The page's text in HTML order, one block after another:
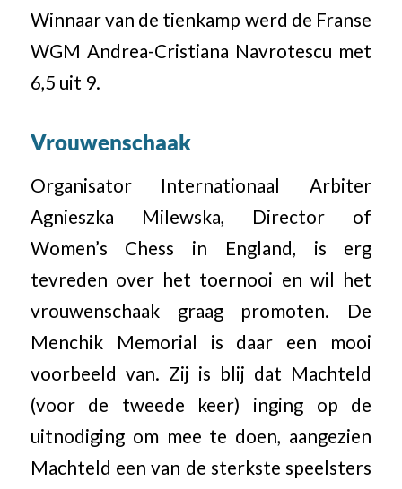
Winnaar van de tienkamp werd de Franse
WGM Andrea-Cristiana Navrotescu met
6,5 uit 9.
Vrouwenschaak
Organisator Internationaal Arbiter
Agnieszka Milewska, Director of
Women’s Chess in England, is erg
tevreden over het toernooi en wil het
vrouwenschaak graag promoten. De
Menchik Memorial is daar een mooi
voorbeeld van. Zij is blij dat Machteld
(voor de tweede keer) inging op de
uitnodiging om mee te doen, aangezien
Machteld een van de sterkste speelsters